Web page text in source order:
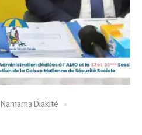
Namama Diakité